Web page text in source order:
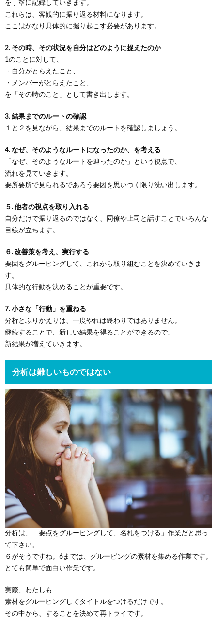
を丁寧に記録していきます。
これらは、客観的に振り返る材料になります。
ここはかなり具体的に掘り起こす必要があります。
2. その時、その状況を自分はどのように捉えたのか
1のことに対して、
・自分がとらえたこと、
・メンバーがとらえたこと、
を「その時のこと」として書き出します。
3. 結果までのルートの確認
１と２を見ながら、結果までのルートを確認しましょう。
4. なぜ、そのようなルートになったのか、を考える
「なぜ、そのようなルートを辿ったのか」という視点で、
流れを見ていきます。
要所要所で見られるであろう要因を思いつく限り洗い出します。
５. 他者の視点を取り入れる
自分だけで振り返るのではなく、同僚や上司と話すことでいろんな
目線が立ちます。
６. 改善策を考え、実行する
要因をグルーピングして、これから取り組むことを決めていきま
す。
具体的な行動を決めることが重要です。
7. 小さな「行動」を重ねる
分析とふりかえりは、一度やれば終わりではありません。
継続することで、新しい結果を得ることができるので、
新結果が増えていきます。
分析は難しいものではない
分析は、「要点をグルーピングして、名札をつける」作業だと思っ
て下さい。
６がそうですね。6までは、グルーピングの素材を集める作業です。
とても簡単で面白い作業です。
実際、わたしも
素材をグルーピングしてタイトルをつけるだけです。
その中から、することを決めて再トライです。